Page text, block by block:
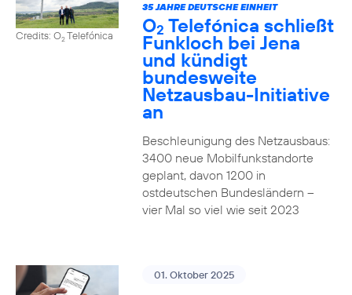
Credits: O2Telefónica
35 JAHRE DEUTSCHE EINHEIT
O2 Telefónica schließt
Funkloch bei Jena
und kündigt
bundesweite
Netzausbau-Initiative
an
Beschleunigung des Netzausbaus:
3400 neue Mobilfunkstandorte
geplant, davon 1200 in
ostdeutschen Bundesländern –
vier Mal so viel wie seit 2023
01. Oktober 2025